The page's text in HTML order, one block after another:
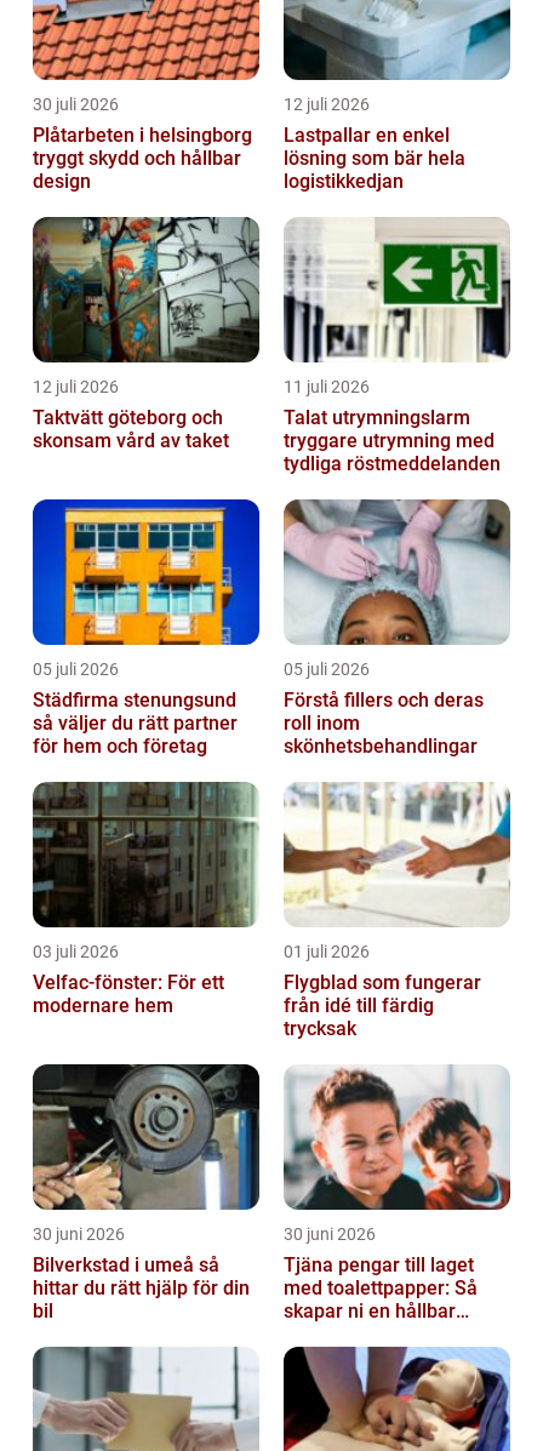
30 juli 2026
Plåtarbeten i helsingborg
tryggt skydd och hållbar
design
12 juli 2026
Lastpallar en enkel
lösning som bär hela
logistikkedjan
12 juli 2026
Taktvätt göteborg och
skonsam vård av taket
11 juli 2026
Talat utrymningslarm
tryggare utrymning med
tydliga röstmeddelanden
05 juli 2026
Städfirma stenungsund
så väljer du rätt partner
för hem och företag
05 juli 2026
Förstå fillers och deras
roll inom
skönhetsbehandlingar
03 juli 2026
Velfac-fönster: För ett
modernare hem
01 juli 2026
Flygblad som fungerar
från idé till färdig
trycksak
30 juni 2026
Bilverkstad i umeå så
hittar du rätt hjälp för din
bil
30 juni 2026
Tjäna pengar till laget
med toalettpapper: Så
skapar ni en hållbar